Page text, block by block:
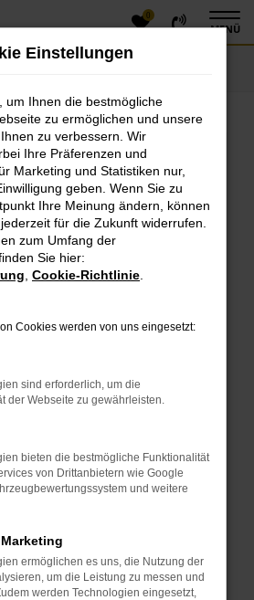
0
MENÜ
Error
aufgetreten.
die dir helfen können:
Firewall und deine
zum Beispiel deine
Seiten verhindern.
Seite in einem anderen Browser
Fenster?
helfen, vorübergehende
dein Browser und dein
auf dem neuesten Stand sind.
sondern kann auch dazu führen,
Funktionen nicht mehr
Einstellungen
um Ihnen die bestmögliche
zu ermöglichen und unsere
zu verbessern. Wir
Ihre Präferenzen und
Marketing und Statistiken nur,
geben. Wenn Sie zu
Ihre Meinung ändern, können
für die Zukunft widerrufen.
zum Umfang der
Sie hier:
Cookie-Richtlinie
Cookies werden von uns eingesetzt:
sind erforderlich, um die
der Webseite zu gewährleisten.
bieten die bestmögliche Funktionalität
von Drittanbietern wie Google
und weitere
ermöglichen es uns, die Nutzung der
um die Leistung zu messen und
werden Technologien eingesetzt,